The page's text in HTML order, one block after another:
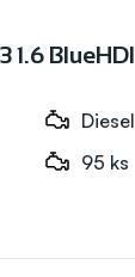
1.6 BlueHDI
Diesel
95 ks